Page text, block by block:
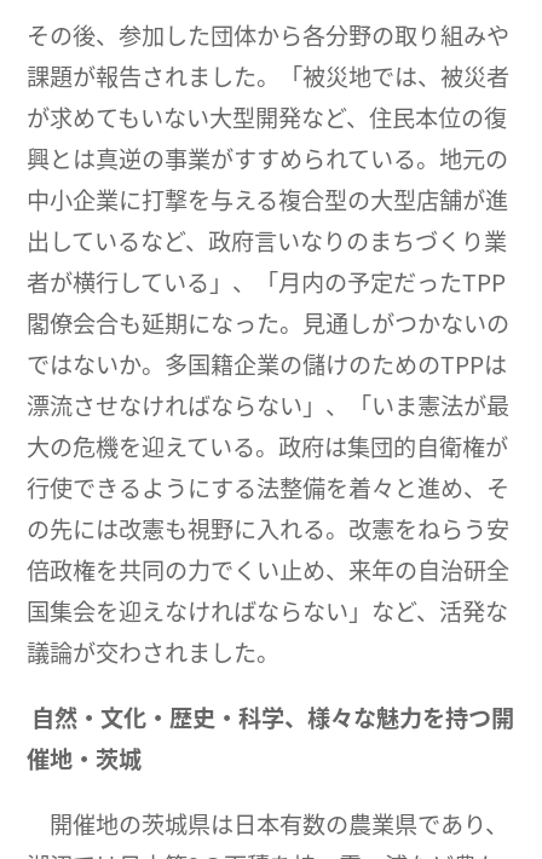
その後、参加した団体から各分野の取り組みや
課題が報告されました。「被災地では、被災者
が求めてもいない大型開発など、住民本位の復
興とは真逆の事業がすすめられている。地元の
中小企業に打撃を与える複合型の大型店舗が進
出しているなど、政府言いなりのまちづくり業
者が横行している」、「月内の予定だったTPP
閣僚会合も延期になった。見通しがつかないの
ではないか。多国籍企業の儲けのためのTPPは
漂流させなければならない」、「いま憲法が最
大の危機を迎えている。政府は集団的自衛権が
行使できるようにする法整備を着々と進め、そ
の先には改憲も視野に入れる。改憲をねらう安
倍政権を共同の力でくい止め、来年の自治研全
国集会を迎えなければならない」など、活発な
議論が交わされました。
自然・文化・歴史・科学、様々な魅力を持つ開
催地・茨城
開催地の茨城県は日本有数の農業県であり、